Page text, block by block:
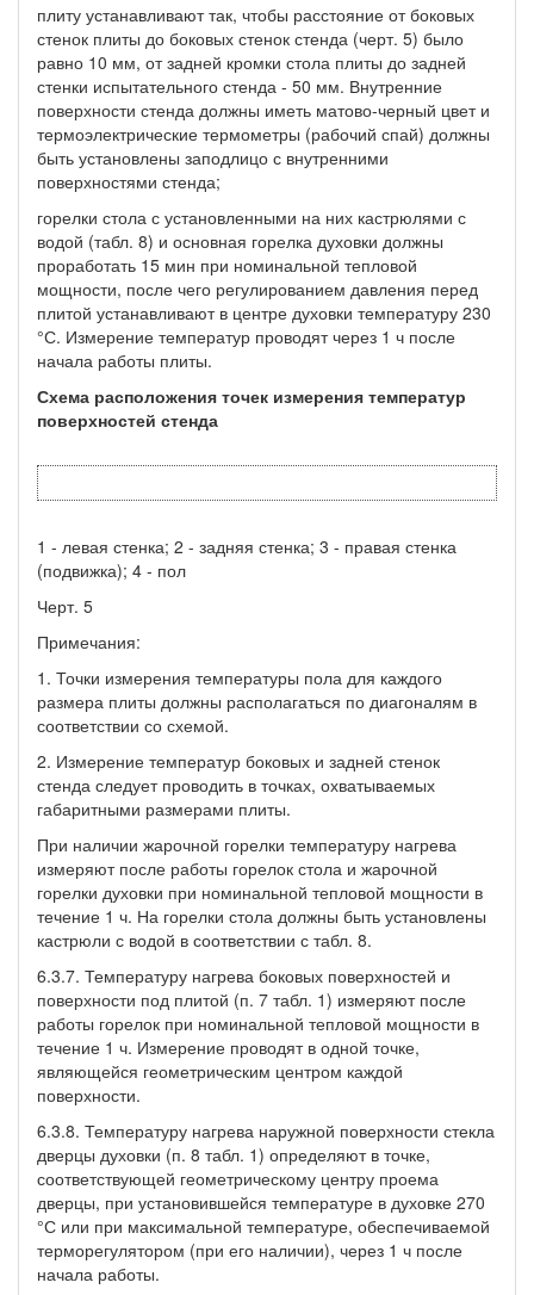
плиту устанавливают так, чтобы расстояние от боковых
стенок плиты до боковых стенок стенда (черт. 5) было
равно 10 мм, от задней кромки стола плиты до задней
стенки испытательного стенда - 50 мм. Внутренние
поверхности стенда должны иметь матово-черный цвет и
термоэлектрические термометры (рабочий спай) должны
быть установлены заподлицо с внутренними
поверхностями стенда;
горелки стола с установленными на них кастрюлями с
водой (табл. 8) и основная горелка духовки должны
проработать 15 мин при номинальной тепловой
мощности, после чего регулированием давления перед
плитой устанавливают в центре духовки температуру 230
°С. Измерение температур проводят через 1 ч после
начала работы плиты.
Схема расположения точек измерения температур
поверхностей стенда
1 - левая стенка; 2 - задняя стенка; 3 - правая стенка
(подвижка); 4 - пол
Черт. 5
Примечания:
1. Точки измерения температуры пола для каждого
размера плиты должны располагаться по диагоналям в
соответствии со схемой.
2. Измерение температур боковых и задней стенок
стенда следует проводить в точках, охватываемых
габаритными размерами плиты.
При наличии жарочной горелки температуру нагрева
измеряют после работы горелок стола и жарочной
горелки духовки при номинальной тепловой мощности в
течение 1 ч. На горелки стола должны быть установлены
кастрюли с водой в соответствии с табл. 8.
6.3.7. Температуру нагрева боковых поверхностей и
поверхности под плитой (п. 7 табл. 1) измеряют после
работы горелок при номинальной тепловой мощности в
течение 1 ч. Измерение проводят в одной точке,
являющейся геометрическим центром каждой
поверхности.
6.3.8. Температуру нагрева наружной поверхности стекла
дверцы духовки (п. 8 табл. 1) определяют в точке,
соответствующей геометрическому центру проема
дверцы, при установившейся температуре в духовке 270
°С или при максимальной температуре, обеспечиваемой
терморегулятором (при его наличии), через 1 ч после
начала работы.